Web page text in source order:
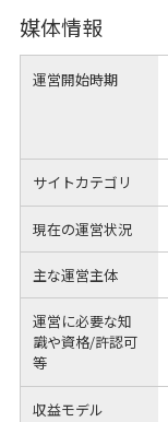
媒体情報
運営開始時期
サイトカテゴリ
現在の運営状況
主な運営主体
運営に必要な知
識や資格/許認可
等
収益モデル